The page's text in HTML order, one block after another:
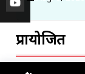
प्रायोजित